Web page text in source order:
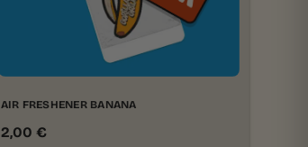
AIR FRESHENER BANANA
2,00 €